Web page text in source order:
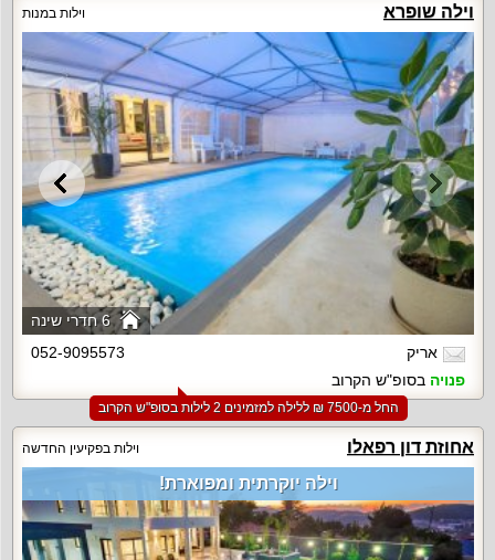
וילה שופרא וילות במנות
6 חדרי שינה
אריק
052-9095573
פנויה בסופ"ש הקרוב
החל מ-‏7500 ₪ ללילה למזמינים 2 לילות בסופ"ש הקרוב
אחוזת דון רפאלו וילות בפקיעין החדשה
וילה יוקרתית ומפוארת!